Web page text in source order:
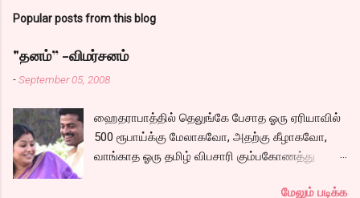
Popular posts from this blog
"தனம்” -விமர்சனம்
-September 05, 2008
ஹைதராபாத்தில் தெலுங்கே பேசாத ஓரு ஏரியாவில்
500 ரூபாய்க்கு மேலாகவோ, அதற்கு கீழாகவோ,
வாங்காத ஓரு தமிழ் விபசாரி கும்பகோணத்து
வாழ்கைபடுகிறாள். அவளுடய வாழ்கை எப்படிமேலும் படிக்க